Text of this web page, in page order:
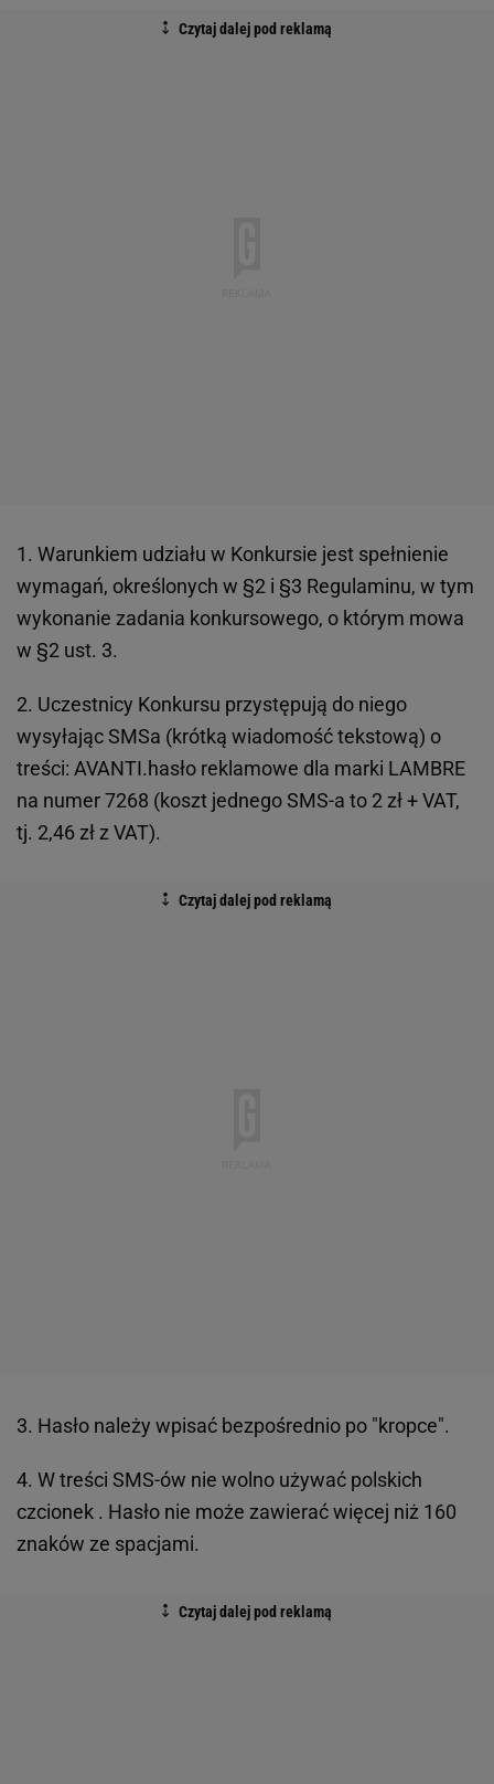
1. Warunkiem udziału w Konkursie jest spełnienie
wymagań, określonych w §2 i §3 Regulaminu, w tym
wykonanie zadania konkursowego, o którym mowa
w §2 ust. 3.
2. Uczestnicy Konkursu przystępują do niego
wysyłając SMSa (krótką wiadomość tekstową) o
treści: AVANTI.hasło reklamowe dla marki LAMBRE
na numer 7268 (koszt jednego SMS-a to 2 zł + VAT,
tj. 2,46 zł z VAT).
3. Hasło należy wpisać bezpośrednio po "kropce".
4. W treści SMS-ów nie wolno używać polskich
czcionek . Hasło nie może zawierać więcej niż 160
znaków ze spacjami.